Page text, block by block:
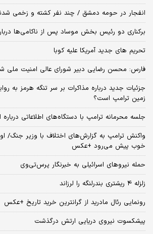
انفجار در حومه دمشق / چند نفر کشته و زخمی
برکناری دو رئیس بخش موساد پس از ناکامی‌ها
تحریم های جدید آمریکا علیه کوبا
فارس: محسن رضایی دبیر شورای عالی امنیت ملی
جزئیات جدید درباره مذاکرات بر سر تنگه هرمز به
زمین ترامپ است؟
جلسه محرمانه ترامپ با دستگاه‌های اطلاعاتی درباره
واکنش ترامپ به گزارش‌های اختلاف با وزیر جنگ/
خوب پیش می‌رود +عکس
حمله نیروهای اسرائیلی به خبرنگار پرس‌تی‌وی
زلزله ۴ ریشتری بندرلنگه را لرزاند
رونمایی رئال مادرید از گرانترین خرید تاریخ +عکس
پیشکسوت نیروی دریایی ارتش درگذشت